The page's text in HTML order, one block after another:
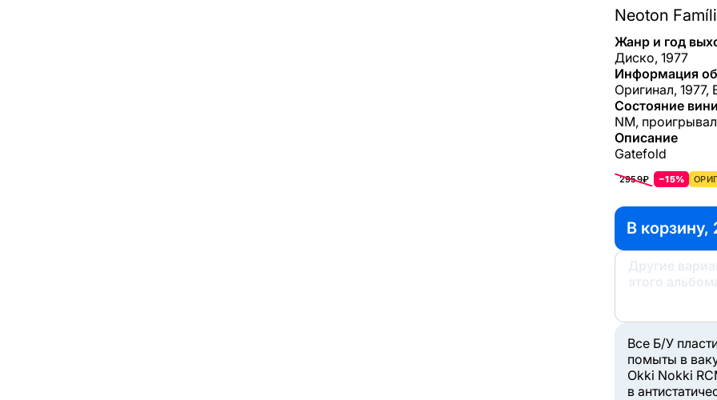
Neoton
Жанр и год
Диско, 1977
Информация
Оригинал, 1977,
Состояние
NM,
Описание
Gatefold
2959₽ −15%
В корзину,
Другие
этого
Все Б/У
помыты в
Okki Nokki
в